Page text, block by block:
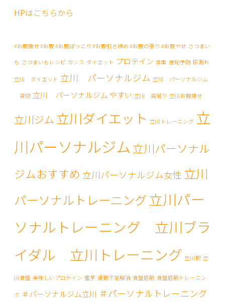
HPはこちらから
#お腹痩せ #お腹 #お腹ぽっこり #お腹引き締め #お腹の張り #お腹やせ さつまい
も さつまいもレシピ カシス ダイエット プロテイン 体重 便秘予防 尿漏れ
立川 ダイエット 立川 パーソナルジム 立川 パーソナルジム
貸切 立川 パーソナルジム やすい 立川 肩凝り 立川お腹痩せ
立川ジム 立川ダイエット 立川トレーニング 立
川パーソナルジム 立川パーソナル
ジムおすすめ 立川パーソナルジム女性 立川
パーソナルトレーニング 立川パー
ソナルトレーニング 立川ブラ
イダル 立川トレーニング 立川駅 立
川骨盤 美味しいプロテイン 蜜芋 運動不足解消 骨盤底筋 骨盤底筋トレーニン
グ ＃パーソナルジム立川 ＃パーソナルトレーニング